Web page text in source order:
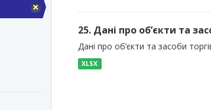
25. Дані про об’єкти та
Дані про об’єкти та засоби
XLSX